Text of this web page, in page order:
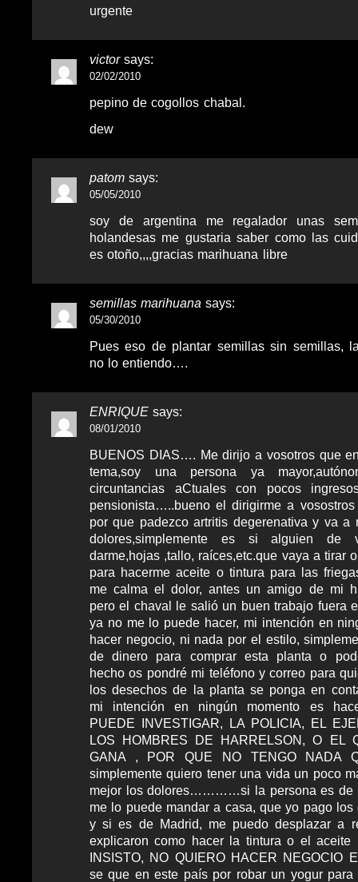
urgente
victorsays:
02/02/2010
pepino de cogollos chabal.
dew
patom says:
05/05/2010
soy de argentina me regalador unas
holandesas me gustaria saber como las
es otoño,,,,gracias marihuana libre
semillas marihuana says:
05/30/2010
Pues eso de plantar semillas sin semillas,
no lo entiendo….
ENRIQUE says:
08/01/2010
BUENOS DIAS…. Me dirijo a vosotros que
tema,soy una persona ya
circuntancias aCtuales con pocos
pensionista…..bueno el dirigirme a
por que padezco artritis degerenativa y va a
dolores,simplemente es si alguien de
darme,hojas ,tallo, raíces,etc.que vaya a tirar
para hacerme aceite o tintura para las
me calma el dolor, antes un amigo de mi
pero el chaval le salió un buen trabajo fuera
ya no me lo puede hacer, mi intención en
hacer negocio, ni nada por el estilo,
de dinero para comprar esta planta o
hecho os pondré mi teléfono y correo para
los desechos de la planta se ponga en
mi intención en ningún momento es
PUEDE INVESTIGAR, LA POLICIA, EL
LOS HOMBRES DE HARRELSON, O EL
GANA , POR QUE NO TENGO NADA
simplemente quiero tener una vida un poco
mejor los dolores…………si la persona es de
me lo puede mandar a casa, que yo pago los
y si es de Madrid, me puedo desplazar a
explicaron como hacer la tintura o el
INSISTO, NO QUIERO HACER NEGOCIO
se que en este país por robar un yogur para